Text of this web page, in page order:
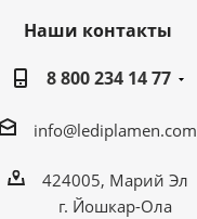
Наши контакты
8 800 234 14 77
info@lediplamen.com
424005, Марий Эл
г. Йошкар-Ола